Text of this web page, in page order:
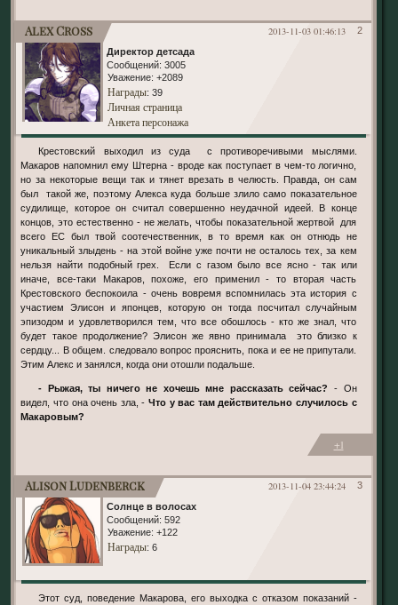
2
2013-11-03 01:46:13
Alex Cross
Директор детсада
Сообщений: 3005
Уважение: +2089
Награды: 39
Личная страница
Анкета персонажа
Крестовский выходил из суда с противоречивыми мыслями.
Макаров напомнил ему Штерна - вроде как поступает в чем-то логично,
но за некоторые вещи так и тянет врезать в челюсть. Правда, он сам
был такой же, поэтому Алекса куда больше злило само показательное
судилище, которое он считал совершенно неудачной идеей. В конце
концов, это естественно - не желать, чтобы показательной жертвой для
всего ЕС был твой соотечественник, в то время как он отнюдь не
уникальный злыдень - на этой войне уже почти не осталось тех, за кем
нельзя найти подобный грех. Если с газом было все ясно - так или
иначе, все-таки Макаров, похоже, его применил - то вторая часть
Крестовского беспокоила - очень вовремя вспомнилась эта история с
участием Элисон и японцев, которую он тогда посчитал случайным
эпизодом и удовлетворился тем, что все обошлось - кто же знал, что
будет такое продолжение? Элисон же явно принимала это близко к
сердцу... В общем. следовало вопрос прояснить, пока и ее не припутали.
Этим Алекс и занялся, когда они отошли подальше.
- Рыжая, ты ничего не хочешь мне рассказать сейчас?
- Он
видел, что она очень зла, - Что у вас там действительно случилось с
Макаровым?
+1
3
2013-11-04 23:44:24
Alison Ludenberck
Солнце в волосах
Сообщений: 592
Уважение: +122
Награды: 6
Этот суд, поведение Макарова, его выходка с отказом показаний -